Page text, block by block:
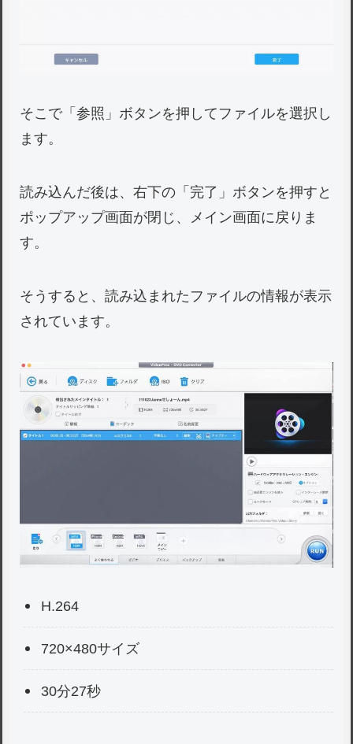
そこで「参照」ボタンを押してファイルを選択し
ます。
読み込んだ後は、右下の「完了」ボタンを押すと
ポップアップ画面が閉じ、メイン画面に戻りま
す。
そうすると、読み込まれたファイルの情報が表示
されています。
H.264
720×480サイズ
30分27秒